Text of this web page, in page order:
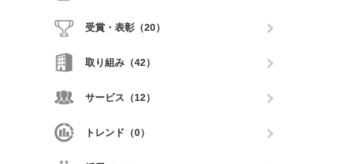
受賞・表彰（20）
取り組み（42）
サービス（12）
トレンド（0）